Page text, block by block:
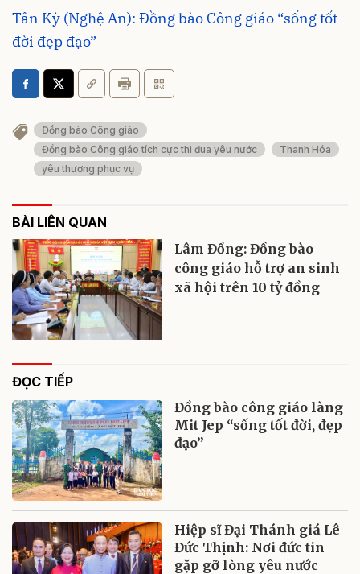
Tân Kỳ (Nghệ An): Đồng bào Công giáo “sống tốt
đời đẹp đạo”
Đồng bào Công giáo
Đồng bào Công giáo tích cực thi đua yêu nước
Thanh Hóa
yêu thương phục vụ
BÀI LIÊN QUAN
Lâm Đồng: Đồng bào
công giáo hỗ trợ an sinh
xã hội trên 10 tỷ đồng
ĐỌC TIẾP
Đồng bào công giáo làng
Mit Jep “sống tốt đời, đẹp
đạo”
Hiệp sĩ Đại Thánh giá Lê
Đức Thịnh: Nơi đức tin
gặp gỡ lòng yêu nước